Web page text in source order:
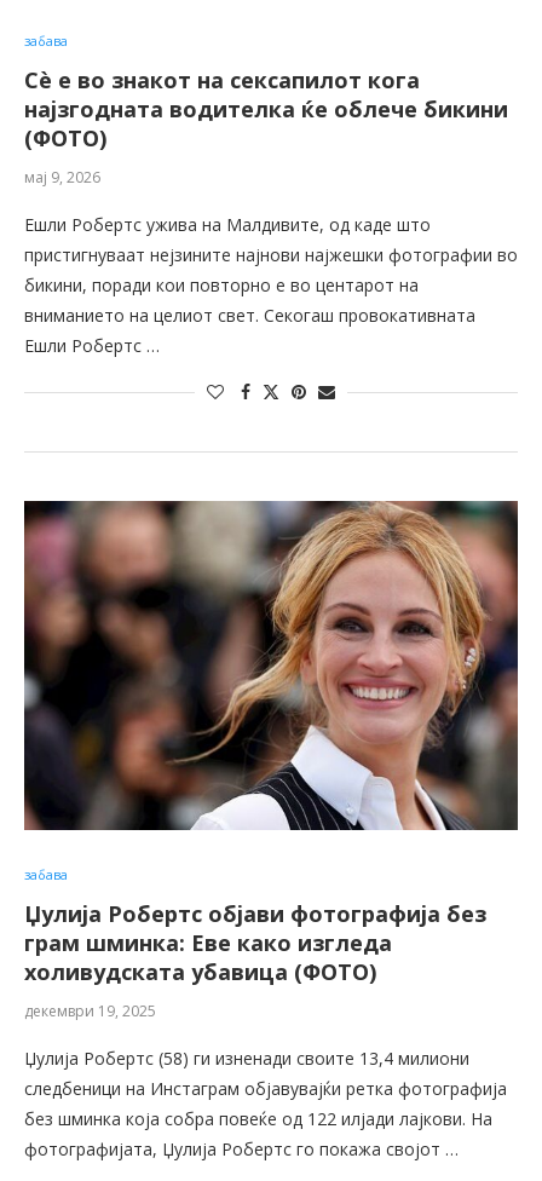
забава
Сѐ е во знакот на сексапилот кога
најзгодната водителка ќе облече бикини
(ФОТО)
мај 9, 2026
Ешли Робертс ужива на Малдивите, од каде што
пристигнуваат нејзините најнови најжешки фотографии во
бикини, поради кои повторно е во центарот на
вниманието на целиот свет. Секогаш провокативната
Ешли Робертс …
забава
Џулија Робертс објави фотографија без
грам шминка: Еве како изгледа
холивудската убавица (ФОТО)
декември 19, 2025
Џулија Робертс (58) ги изненади своите 13,4 милиони
следбеници на Инстаграм објавувајќи ретка фотографија
без шминка која собра повеќе од 122 илјади лајкови. На
фотографијата, Џулија Робертс го покажа својот …